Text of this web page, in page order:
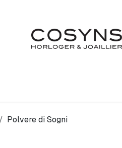
Polvere di Sogni